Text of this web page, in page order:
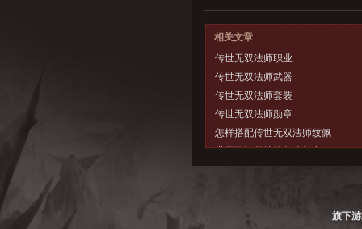
相关文章
传世无双法师职业
传世无双法师武器
传世无双法师套装
传世无双法师勋章
怎样搭配传世无双法师纹佩
世无双法师技能怎么加点
旗下